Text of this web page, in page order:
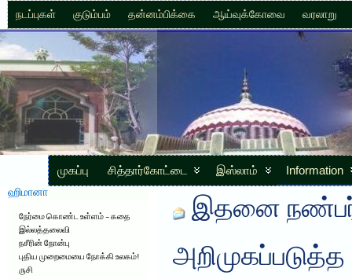
நடப்புகள் குடும்பம் தன்னம்பிக்கை ஆய்வுக்கோவை வரலாறு
முகப்பு சித்தார்கோட்டை இஸ்லாம் Information
ஹிமானா
நேர்மை கொண்ட உள்ளம் – கதை
இல்லத்தலைவி
நசீரின் நோன்பு
புதிய முறைமையை நோக்கி உலகம்!
ருசி
இதனை
அறிமுகப்படுத்த